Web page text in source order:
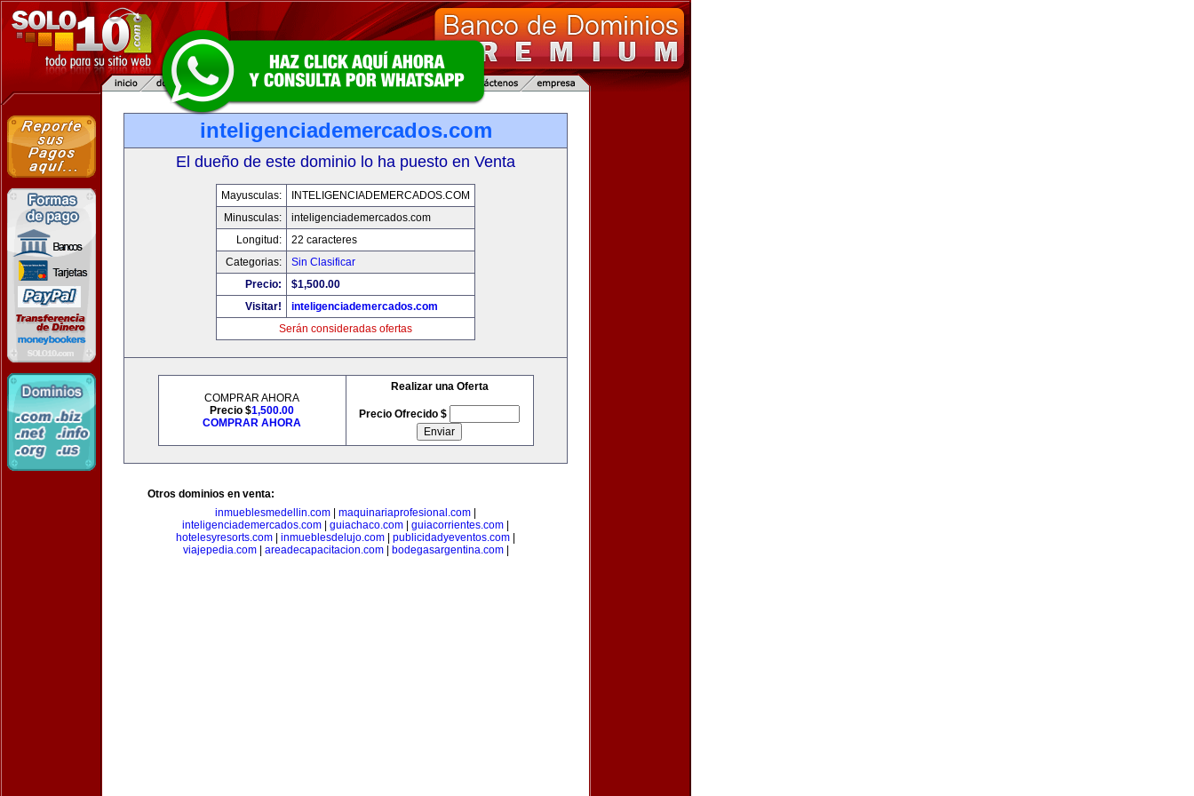
inteligenciademercados.com
El dueño de este dominio lo ha puesto en Venta
Mayusculas:
INTELIGENCIADEMERCADOS.COM
Minusculas:
inteligenciademercados.com
Longitud:
22 caracteres
Categorias:
Sin Clasificar
Precio:
$1,500.00
Visitar!
inteligenciademercados.com
Serán consideradas ofertas
COMPRAR AHORA
Precio $1,500.00
COMPRAR AHORA
Realizar una Oferta
Precio Ofrecido $
Otros dominios en venta:
inmueblesmedellin.com
maquinariaprofesional.com
inteligenciademercados.com
guiachaco.com guiacorrientes.com
hotelesyresorts.com
inmueblesdelujo.com publicidadyeventos.com
viajepedia.com| areadecapacitacion.com| bodegasargentina.com|